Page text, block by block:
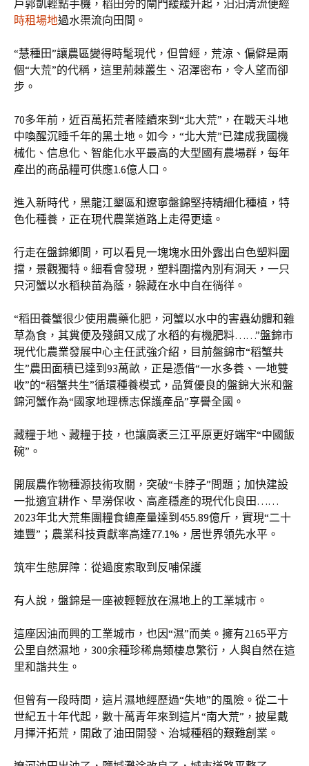
戶郭凱輕點手機，稻田旁的閘門緩緩升起，汩汩清流便經
時租場地過水渠流向田間。
“慧種田”讓農區變得時髦現代，但曾經，荒涼、偏僻是兩
個“大荒”的代稱，這里荊棘叢生、沼澤密布，令人望而卻
步。
70多年前，近百萬拓荒者陸續來到“北大荒”，在戰天斗地
中喚醒沉睡千年的黑土地。如今，“北大荒”已建成我國機
械化、信息化、智能化水平最高的大型國有農場群，每年
產出的商品糧可供應1.6億人口。
進入新時代，黑龍江墾區和遼寧盤錦堅持精細化種植，特
色化種養，正在現代農業道路上走得更遠。
行走在盤錦鄉間，可以看見一塊塊水田外露出白色塑料圍
擋，景觀獨特。細看會發現，塑料圍擋內別有洞天，一只
只河蟹以水稻秧苗為蔭，躲藏在水中自在徜徉。
“稻田養蟹很少使用農藥化肥，河蟹以水中的害蟲幼體和雜
草為食，其糞便及殘餌又成了水稻的有機肥料……”盤錦市
現代化農業發展中心主任武強介紹，目前盤錦市“稻蟹共
生”農田面積已達到93萬畝，正是憑借“一水多養、一地雙
收”的“稻蟹共生”循環種養模式，品質優良的盤錦大米和盤
錦河蟹作為“國家地理標志保護產品”享譽全國。
藏糧于地、藏糧于技，也讓廣袤三江平原更好端牢“中國飯
碗”。
開展農作物種源技術攻關，突破“卡脖子”問題；加快建設
一批適宜耕作、旱澇保收、高產穩產的現代化良田……
2023年北大荒集團糧食總產量達到455.89億斤，實現“二十
連豐”；農業科技貢獻率高達77.1%，居世界領先水平。
筑牢生態屏障：從過度索取到反哺保護
有人說，盤錦是一座被輕輕放在濕地上的工業城市。
這座因油而興的工業城市，也因“濕”而美。擁有2165平方
公里自然濕地，300余種珍稀鳥類棲息繁衍，人與自然在這
里和諧共生。
但曾有一段時間，這片濕地經歷過“失地”的風險。從二十
世紀五十年代起，數十萬青年來到這片“南大荒”，披星戴
月揮汗拓荒，開啟了油田開發、治堿種稻的艱難創業。